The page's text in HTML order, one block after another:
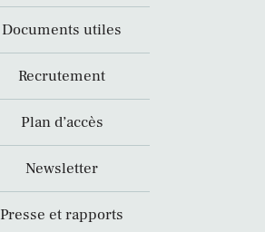
Documents utiles
Recrutement
Plan d’accès
Newsletter
Presse et rapports